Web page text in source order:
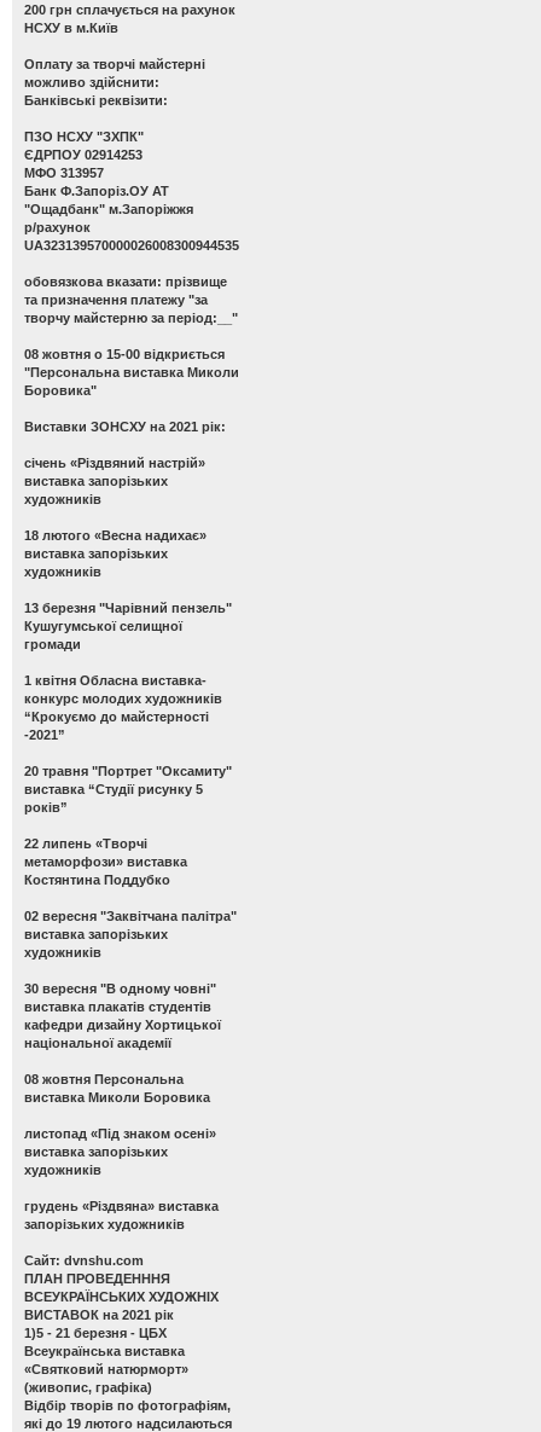
200 грн сплачується на рахунок
НСХУ в м.Київ
Оплату за творчі майстерні
можливо здійснити:
Банківські реквізити:
ПЗО НСХУ "ЗХПК"
ЄДРПОУ 02914253
МФО 313957
Банк Ф.Запоріз.ОУ АТ
"Ощадбанк" м.Запоріжжя
р/рахунок
UA323139570000026008300944535
обовязкова вказати: прізвище
та призначення платежу "за
творчу майстерню за період:__"
08 жовтня о 15-00 відкриється
"Персональна виставка Миколи
Боровика"
Виставки ЗОНСХУ на 2021 рік:
січень «Різдвяний настрій»
виставка запорізьких
художників
18 лютого «Весна надихає»
виставка запорізьких
художників
13 березня "Чарівний пензель"
Кушугумської селищної
громади
1 квітня Обласна виставка-
конкурс молодих художників
“Крокуємо до майстерності
-2021”
20 травня "Портрет "Оксамиту"
виставка “Студії рисунку 5
років”
22 липень «Творчі
метаморфози» виставка
Костянтина Поддубко
02 вересня "Заквітчана палітра"
виставка запорізьких
художників
30 вересня "В одному човні"
виставка плакатів студентів
кафедри дизайну Хортицької
національної академії
08 жовтня Персональна
виставка Миколи Боровика
листопад «Під знаком осені»
виставка запорізьких
художників
грудень «Різдвяна» виставка
запорізьких художників
Сайт: dvnshu.com
ПЛАН ПРОВЕДЕНННЯ
ВСЕУКРАЇНСЬКИХ ХУДОЖНІХ
ВИСТАВОК на 2021 рік
1)5 - 21 березня - ЦБХ
Всеукраїнська виставка
«Святковий натюрморт»
(живопис, графіка)
Відбір творів по фотографіям,
які до 19 лютого надсилаються